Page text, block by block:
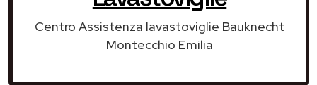
Centro Assistenza lavastoviglie Bauknecht
Montecchio Emilia